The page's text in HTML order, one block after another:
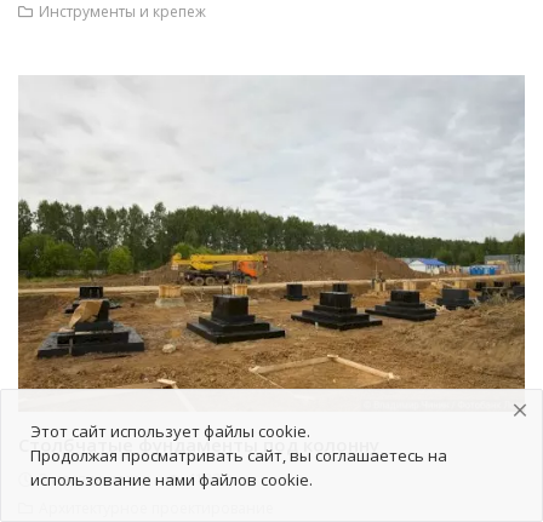
Инструменты и крепеж
Столбчатые фундаменты под колонну
3 месяца назад
4180
Этот сайт использует файлы cookie.
Продолжая просматривать сайт, вы соглашаетесь на
использование нами файлов cookie.